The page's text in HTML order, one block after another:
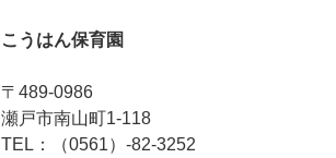
こうはん保育園
〒489-0986
瀬戸市南山町1-118
TEL：（0561）-82-3252